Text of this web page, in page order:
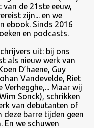
de 21ste eeuw,
zijn... en we
ebook. Sinds 2016
en podcasts.
uit: bij ons
als nieuw werk van
D’haene, Guy
Vandevelde, Riet
Maar wij
Sonck), schrikken
van debutanten of
deze barre tijden geen
En we schuwen